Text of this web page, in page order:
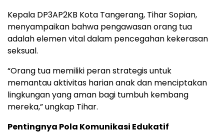
Kepala DP3AP2KB Kota Tangerang, Tihar Sopian,
menyampaikan bahwa pengawasan orang tua
adalah elemen vital dalam pencegahan kekerasan
seksual.
“Orang tua memiliki peran strategis untuk
memantau aktivitas harian anak dan menciptakan
lingkungan yang aman bagi tumbuh kembang
mereka,” ungkap Tihar.
Pentingnya Pola Komunikasi Edukatif